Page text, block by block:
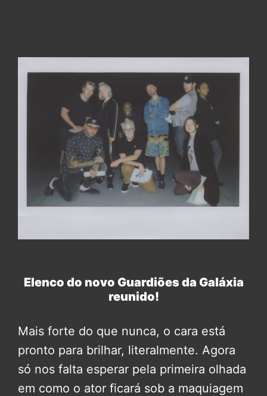
Elenco do novo Guardiões da Galáxia
reunido!
Mais forte do que nunca, o cara está
pronto para brilhar, literalmente. Agora
só nos falta esperar pela primeira olhada
em como o ator ficará sob a maquiagem